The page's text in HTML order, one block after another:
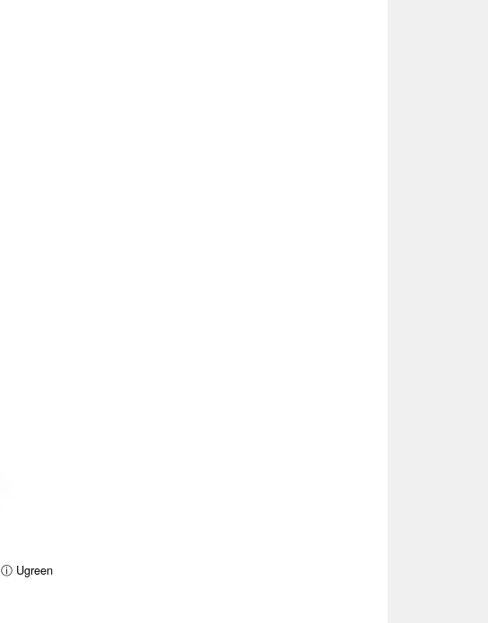
ⓘ Ugreen